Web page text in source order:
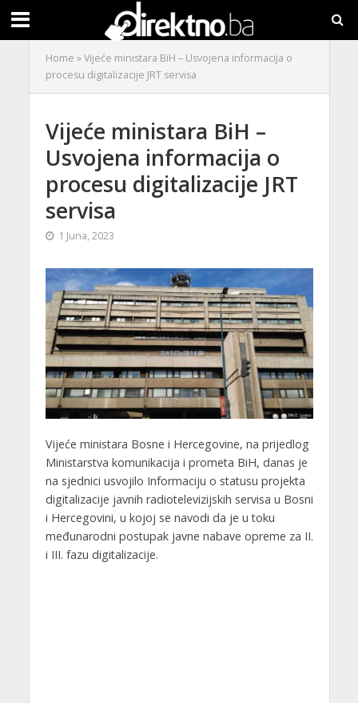
Home »Vijeće ministara BiH – Usvojena informacija o
procesu digitalizacije JRT servisa
Vijeće ministara BiH –
Usvojena informacija o
procesu digitalizacije JRT
servisa
1 Juna, 2023
Vijeće ministara Bosne i Hercegovine, na prijedlog
Ministarstva komunikacija i prometa BiH, danas je
na sjednici usvojilo Informaciju o statusu projekta
digitalizacije javnih radiotelevizijskih servisa u Bosni
i Hercegovini, u kojoj se navodi da je u toku
međunarodni postupak javne nabave opreme za II.
i III. fazu digitalizacije.